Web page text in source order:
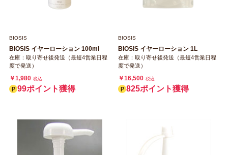
BIOSIS
BIOSIS イヤーローション 100ml
在庫：取り寄せ後発送（最短4営業日程
度で発送）
￥1,980 税込
99ポイント獲得
BIOSIS
BIOSIS イヤーローション 1L
在庫：取り寄せ後発送（最短4営業日程
度で発送）
￥16,500 税込
825ポイント獲得